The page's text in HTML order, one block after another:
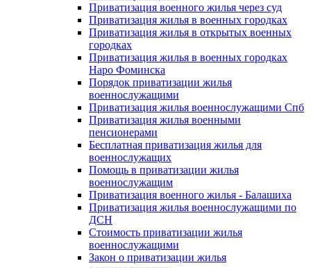
Приватизация военного жилья через суд
Приватизация жилья в военных городках
Приватизация жилья в открытых военных
городках
Приватизация жилья в военных городках
Наро Фоминска
Порядок приватизации жилья
военнослужащими
Приватизация жилья военнослужащими Спб
Приватизация жилья военными
пенсионерами
Бесплатная приватизация жилья для
военнослужащих
Помощь в приватизации жилья
военнослужащим
Приватизация военного жилья - Балашиха
Приватизация жилья военнослужащими по
ДСН
Стоимость приватизации жилья
военнослужащими
Закон о приватизации жилья